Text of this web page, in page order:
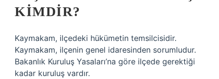
KIMDIR?
Kaymakam, ilçedeki hükümetin temsilcisidir.
Kaymakam, ilçenin genel idaresinden sorumludur.
Bakanlık Kuruluş Yasaları’na göre ilçede gerektiği
kadar kuruluş vardır.